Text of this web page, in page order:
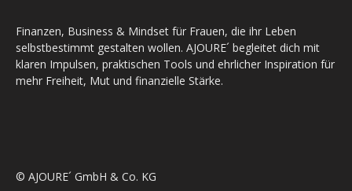
Finanzen, Business & Mindset für Frauen, die ihr Leben
selbstbestimmt gestalten wollen. AJOURE´ begleitet dich mit
klaren Impulsen, praktischen Tools und ehrlicher Inspiration für
mehr Freiheit, Mut und finanzielle Stärke.
© AJOURE´ GmbH & Co. KG